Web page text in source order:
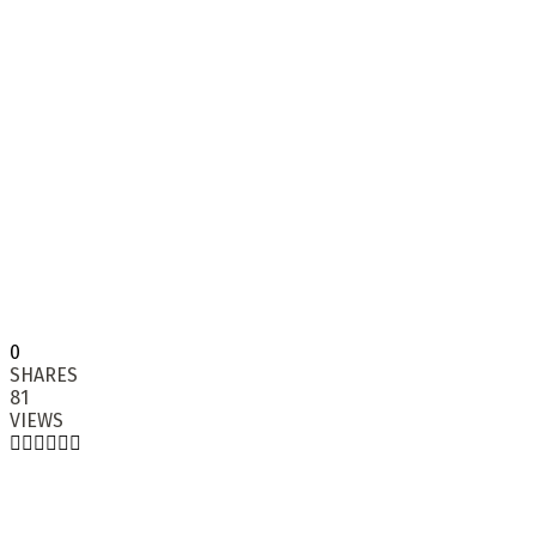
0
SHARES
81
VIEWS